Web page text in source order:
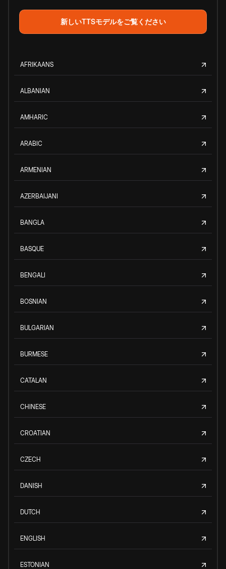
新しいTTSモデルをご覧ください
AFRIKAANS
ALBANIAN
AMHARIC
ARABIC
ARMENIAN
AZERBAIJANI
BANGLA
BASQUE
BENGALI
BOSNIAN
BULGARIAN
BURMESE
CATALAN
CHINESE
CROATIAN
CZECH
DANISH
DUTCH
ENGLISH
ESTONIAN